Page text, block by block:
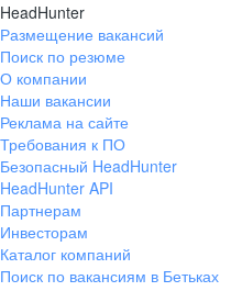
HeadHunter
Размещение вакансий
Поиск по резюме
О компании
Наши вакансии
Реклама на сайте
Требования к ПО
Безопасный HeadHunter
HeadHunter API
Партнерам
Инвесторам
Каталог компаний
Поиск по вакансиям в Бетьках